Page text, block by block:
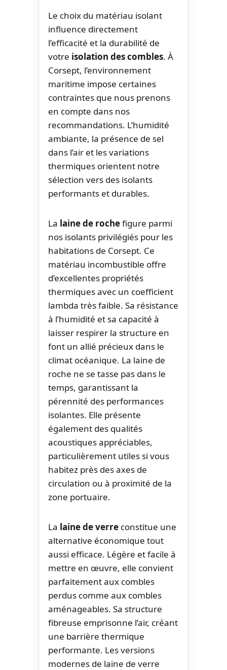
Le choix du matériau isolant
influence directement
l’efficacité et la durabilité de
votre isolation des combles. À
Corsept, l’environnement
maritime impose certaines
contraintes que nous prenons
en compte dans nos
recommandations. L’humidité
ambiante, la présence de sel
dans l’air et les variations
thermiques orientent notre
sélection vers des isolants
performants et durables.
La laine de rochefigure parmi
nos isolants privilégiés pour les
habitations de Corsept. Ce
matériau incombustible offre
d’excellentes propriétés
thermiques avec un coefficient
lambda très faible. Sa résistance
à l’humidité et sa capacité à
laisser respirer la structure en
font un allié précieux dans le
climat océanique. La laine de
roche ne se tasse pas dans le
temps, garantissant la
pérennité des performances
isolantes. Elle présente
également des qualités
acoustiques appréciables,
particulièrement utiles si vous
habitez près des axes de
circulation ou à proximité de la
zone portuaire.
La laine de verre constitue une
alternative économique tout
aussi efficace. Légère et facile à
mettre en œuvre, elle convient
parfaitement aux combles
perdus comme aux combles
aménageables. Sa structure
fibreuse emprisonne l’air, créant
une barrière thermique
performante. Les versions
modernes de laine de verre